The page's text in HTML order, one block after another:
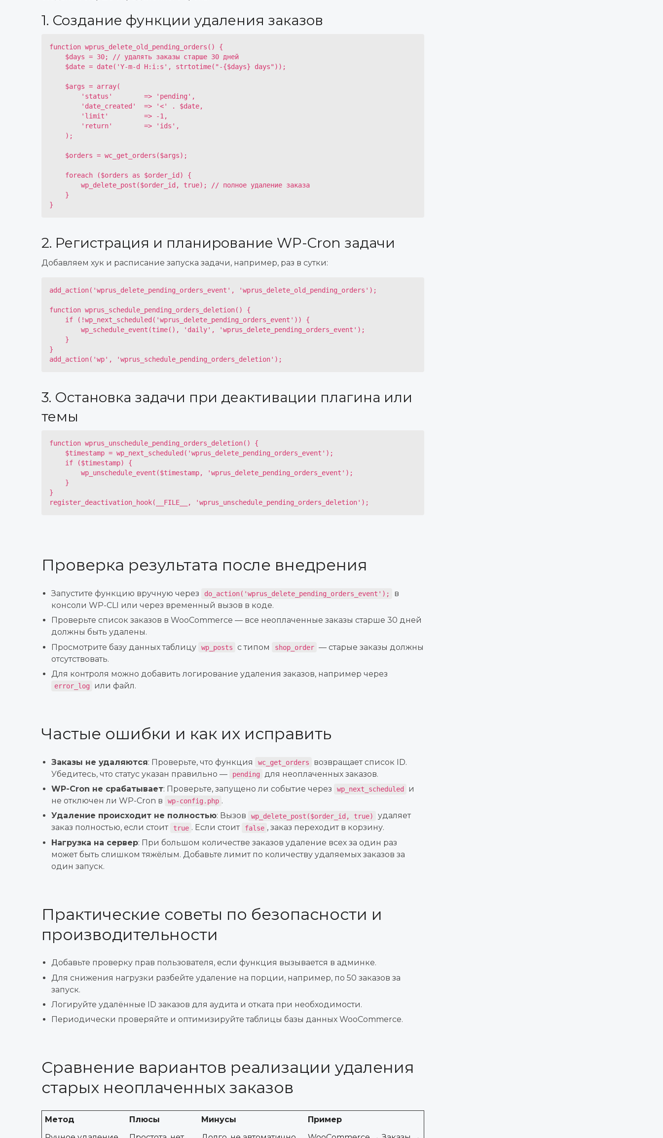
1. Создание функции удаления заказов
function wprus_delete_old_pending_orders() {
}
2. Регистрация и планирование WP-Cron задачи
Добавляем хук и расписание запуска задачи, например, раз в сутки:
add_action('wprus_delete_pending_orders_event', 'wprus_delete_old_pending_orders');
function wprus_schedule_pending_orders_deletion() {
}
add_action('wp', 'wprus_schedule_pending_orders_deletion');
3. Остановка задачи при деактивации плагина или
темы
function wprus_unschedule_pending_orders_deletion() {
}
register_deactivation_hook(__FILE__, 'wprus_unschedule_pending_orders_deletion');
Проверка результата после внедрения
Запустите функцию вручную через do_action('wprus_delete_pending_orders_event');
в
консоли WP-CLI или через временный вызов в коде.
Проверьте список заказов в WooCommerce — все неоплаченные заказы старше 30 дней
должны быть удалены.
Просмотрите базу данных таблицу
wp_posts с типом shop_order — старые заказы должны
отсутствовать.
Для контроля можно добавить логирование удаления заказов, например через
error_log или файл.
Частые ошибки и как их исправить
Заказы не удаляются: Проверьте, что функция wc_get_orders
возвращает список ID.
Убедитесь, что статус указан правильно —
pending
для неоплаченных заказов.
WP-Cron не срабатывает: Проверьте, запущено ли событие через wp_next_scheduled
и
не отключен ли WP-Cron в
wp-config.php .
Удаление происходит не полностью: Вызов wp_delete_post($order_id, true)
удаляет
заказ полностью, если стоит
true . Если стоит false , заказ переходит в корзину.
Нагрузка на сервер: При большом количестве заказов удаление всех за один раз
может быть слишком тяжёлым. Добавьте лимит по количеству удаляемых заказов за
один запуск.
Практические советы по безопасности и
производительности
Добавьте проверку прав пользователя, если функция вызывается в админке.
Для снижения нагрузки разбейте удаление на порции, например, по 50 заказов за
запуск.
Логируйте удалённые ID заказов для аудита и отката при необходимости.
Периодически проверяйте и оптимизируйте таблицы базы данных WooCommerce.
Сравнение вариантов реализации удаления
старых неоплаченных заказов
Метод Плюсы Минусы
Пример